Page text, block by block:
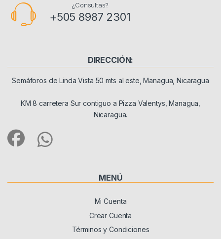
¿Consultas?
+505 8987 2301
DIRECCIÓN:
Semáforos de Linda Vista 50 mts al este, Managua, Nicaragua
KM 8 carretera Sur contiguo a Pizza Valentys, Managua,
Nicaragua.
MENÚ
Mi Cuenta
Crear Cuenta
Términos y Condiciones